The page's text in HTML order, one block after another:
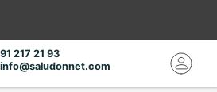
91 217 21 93
info@saludonnet.com